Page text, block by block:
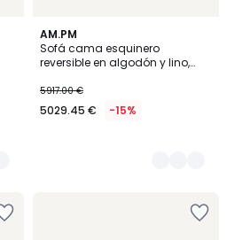
AM.PM
Sofá cama esquinero
reversible en algodón y lino,
5917.00 €
5029.45 € -15%
4
Colores